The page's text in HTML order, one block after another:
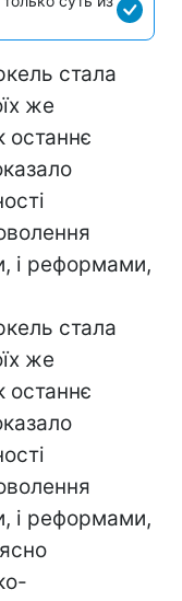
стала
же
останнє
і реформами,
стала
же
останнє
і реформами,